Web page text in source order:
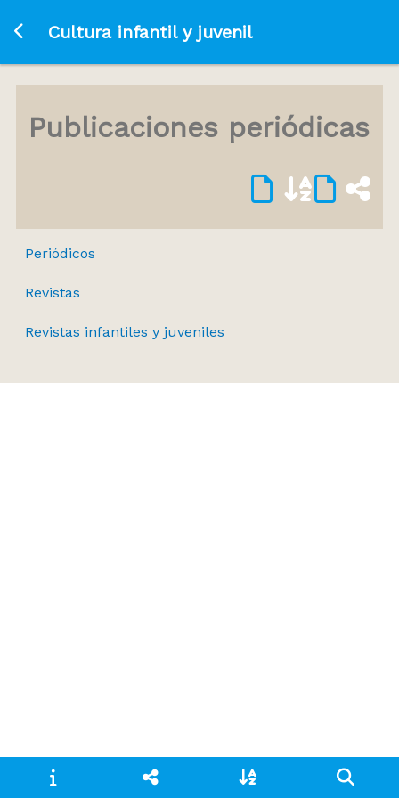
Ir a la página principal
Cultura infantil y juvenil
Publicaciones periódicas
Periódicos
Revistas
Revistas infantiles y juveniles